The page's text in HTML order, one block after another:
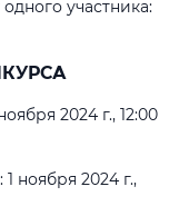
участника:
2024 г., 12:00
ноября 2024 г.,